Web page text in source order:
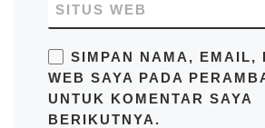
SITUS WEB
SIMPAN NAMA, EMAIL,
WEB SAYA PADA
UNTUK KOMENTAR SAYA
BERIKUTNYA.